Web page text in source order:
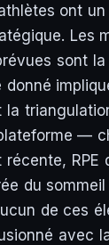
ont
Les
sont
la
—
RPE
du sommeil
de ces
avec